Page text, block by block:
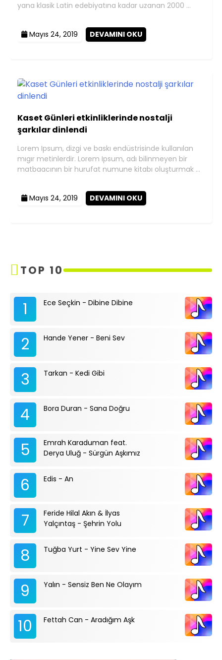
yana klasik Latin edebiyatına kadar uzanan 2000 …
Mayıs 24, 2019 DEVAMINI OKU
Kaset Günleri etkinliklerinde nostalji
şarkılar dinlendi
Lorem Ipsum, dizgi ve baskı endüstrisinde kullanılan
mıgır metinlerdir. Lorem Ipsum, adı bilinmeyen bir
matbaacının bir hurufat numune kitabı oluşturmak …
Mayıs 24, 2019 DEVAMINI OKU
TOP 10
1 Ece Seçkin - Dibine Dibine
2 Hande Yener - Beni Sev
3 Tarkan - Kedi Gibi
4 Bora Duran - Sana Doğru
5
Emrah Karaduman feat.
Derya Uluğ - Sürgün Aşkımız
6 Edis - An
7
Feride Hilal Akın & İlyas
Yalçıntaş - Şehrin Yolu
8 Tuğba Yurt - Yine Sev Yine
9 Yalın - Sensiz Ben Ne Olayım
10 Fettah Can - Aradığım Aşk